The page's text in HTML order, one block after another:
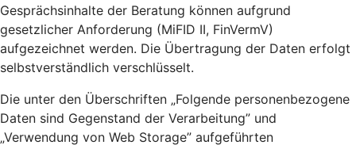
Gesprächsinhalte der Beratung können aufgrund
gesetzlicher Anforderung (MiFID II, FinVermV)
aufgezeichnet werden. Die Übertragung der Daten erfolgt
selbstverständlich verschlüsselt.
Die unter den Überschriften „Folgende personenbezogene
Daten sind Gegenstand der Verarbeitung” und
„Verwendung von Web Storage” aufgeführten